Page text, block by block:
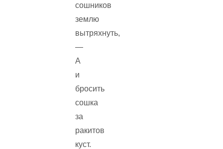
сошников
землю
вытряхнуть,
—
А
и
бросить
сошка
за
ракитов
куст.